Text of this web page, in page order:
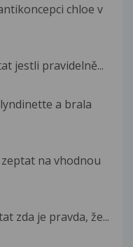
chloe v
jestli pravidelně...
a brala
na vhodnou
zda je pravda, že...